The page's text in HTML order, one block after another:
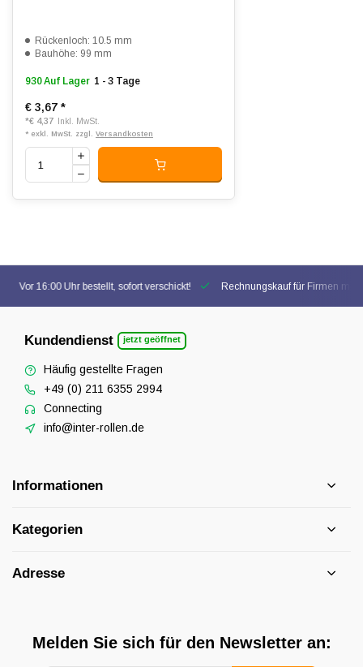
Rückenloch: 10.5 mm
Bauhöhe: 99 mm
930 Auf Lager 1 - 3 Tage
€ 3,67 *
*€ 4,37 Inkl. MwSt.
* exkl. MwSt. zzgl. Versandkosten
Vor 16:00 Uhr bestellt, sofort verschickt! Rechnungskauf für Firmen
Kundendienst jetzt geöffnet
Häufig gestellte Fragen
+49 (0) 211 6355 2994
Connecting
info@inter-rollen.de
Informationen
Kategorien
Adresse
Melden Sie sich für den Newsletter an: